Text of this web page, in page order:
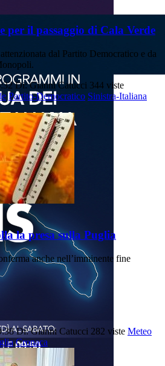
per il passaggio di Cala Verde
dal Partito Democratico e da
Di: Gianni Catucci 344 viste
Partito-Democratico Sinistra-Italiana
la presa sulla Puglia
anche nell’imminente fine
Di: Gianni Catucci 282 viste Meteo
Cronaca